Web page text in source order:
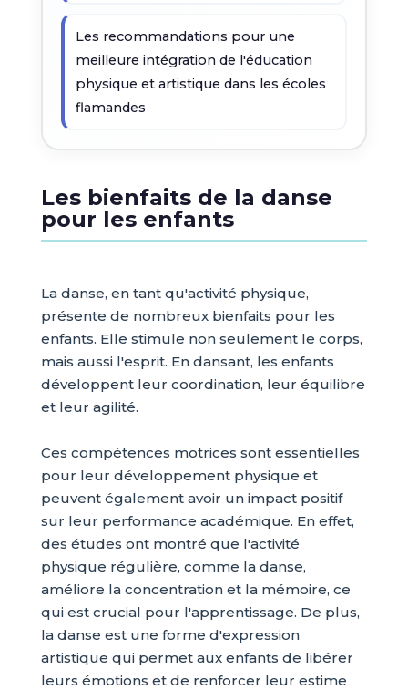
Les recommandations pour une
meilleure intégration de l'éducation
physique et artistique dans les écoles
flamandes
Les bienfaits de la danse
pour les enfants
La danse, en tant qu'activité physique,
présente de nombreux bienfaits pour les
enfants. Elle stimule non seulement le corps,
mais aussi l'esprit. En dansant, les enfants
développent leur coordination, leur équilibre
et leur agilité.
Ces compétences motrices sont essentielles
pour leur développement physique et
peuvent également avoir un impact positif
sur leur performance académique. En effet,
des études ont montré que l'activité
physique régulière, comme la danse,
améliore la concentration et la mémoire, ce
qui est crucial pour l'apprentissage. De plus,
la danse est une forme d'expression
artistique qui permet aux enfants de libérer
leurs émotions et de renforcer leur estime